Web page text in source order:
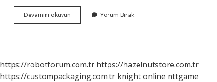
Devamını okuyun
Konuları
Yorum Bırak
https://robotforum.com.tr https://hazelnutstore.com.tr
https://custompackaging.com.tr knight online nttgame